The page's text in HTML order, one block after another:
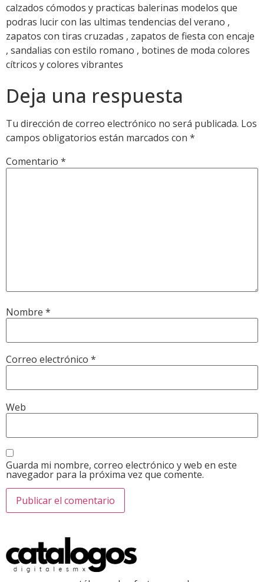
calzados cómodos y practicas balerinas modelos que
podras lucir con las ultimas tendencias del verano ,
zapatos con tiras cruzadas , zapatos de fiesta con encaje
, sandalias con estilo romano , botines de moda colores
cítricos y colores vibrantes
Deja una respuesta
Tu dirección de correo electrónico no será publicada. Los
campos obligatorios están marcados con *
Comentario *
Nombre *
Correo electrónico *
Web
Guarda mi nombre, correo electrónico y web en este
navegador para la próxima vez que comente.